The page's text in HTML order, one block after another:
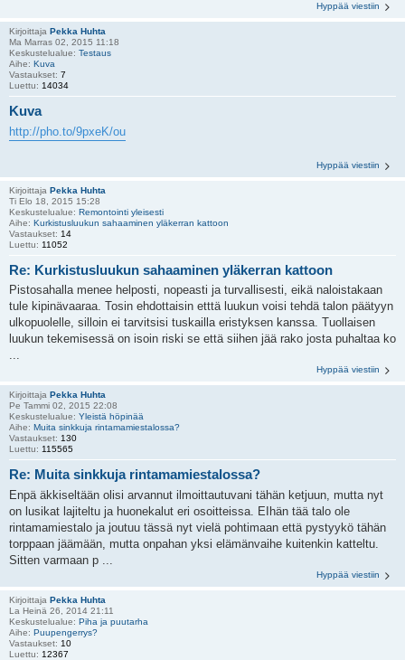
Hyppää viestiin
Kirjoittaja Pekka Huhta
Ma Marras 02, 2015 11:18
Keskustelualue: Testaus
Aihe: Kuva
Vastaukset: 7
Luettu: 14034
Kuva
http://pho.to/9pxeK/ou
Hyppää viestiin
Kirjoittaja Pekka Huhta
Ti Elo 18, 2015 15:28
Keskustelualue: Remontointi yleisesti
Aihe: Kurkistusluukun sahaaminen yläkerran kattoon
Vastaukset: 14
Luettu: 11052
Re: Kurkistusluukun sahaaminen yläkerran kattoon
Pistosahalla menee helposti, nopeasti ja turvallisesti, eikä naloistakaan
tule kipinävaaraa. Tosin ehdottaisin etttä luukun voisi tehdä talon päätyyn
ulkopuolelle, silloin ei tarvitsisi tuskailla eristyksen kanssa. Tuollaisen
luukun tekemisessä on isoin riski se että siihen jää rako josta puhaltaa ko
...
Hyppää viestiin
Kirjoittaja Pekka Huhta
Pe Tammi 02, 2015 22:08
Keskustelualue: Yleistä höpinää
Aihe: Muita sinkkuja rintamamiestalossa?
Vastaukset: 130
Luettu: 115565
Re: Muita sinkkuja rintamamiestalossa?
Enpä äkkiseltään olisi arvannut ilmoittautuvani tähän ketjuun, mutta nyt
on lusikat lajiteltu ja huonekalut eri osoitteissa. EIhän tää talo ole
rintamamiestalo ja joutuu tässä nyt vielä pohtimaan että pystyykö tähän
torppaan jäämään, mutta onpahan yksi elämänvaihe kuitenkin katteltu.
Sitten varmaan p ...
Hyppää viestiin
Kirjoittaja Pekka Huhta
La Heinä 26, 2014 21:11
Keskustelualue: Piha ja puutarha
Aihe: Puupengerrys?
Vastaukset: 10
Luettu: 12367